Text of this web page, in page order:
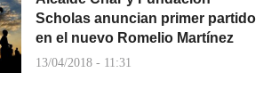
Scholas anuncian primer partido
en el nuevo Romelio Martínez
13/04/2018 - 11:31